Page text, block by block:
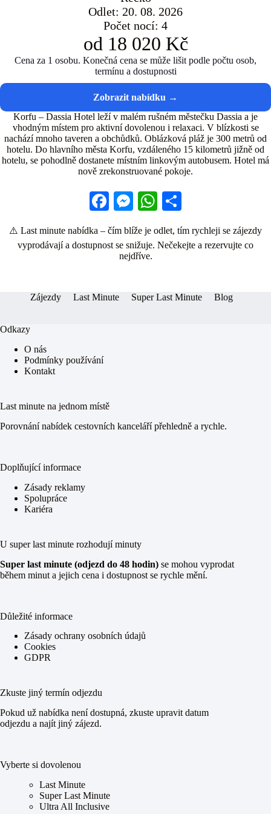
Odlet: 20. 08. 2026
Počet nocí: 4
od 18 020 Kč
Cena za 1 osobu. Konečná cena se může lišit podle počtu osob,
termínu a dostupnosti
Korfu – Dassia Hotel leží v malém rušném městečku Dassia a je
vhodným místem pro aktivní dovolenou i relaxaci. V blízkosti se
nachází mnoho taveren a obchůdků. Oblázková pláž je 300 metrů od
hotelu. Do hlavního města Korfu, vzdáleného 15 kilometrů jižně od
hotelu, se pohodlně dostanete místním linkovým autobusem. Hotel má
nově zrekonstruované pokoje.
Fa
ce
bo
ok
M
es
se
ng
W
ts
ha
re
⚠️ Last minute nabídka – čím blíže je odlet, tím rychleji se zájezdy
vyprodávají a dostupnost se snižuje. Nečekejte a rezervujte co
nejdříve.
Zájezdy Last Minute Super Last Minute Blog
Odkazy
O nás
Podmínky používání
Kontakt
Last minute na jednom místě
Porovnání nabídek cestovních kanceláří přehledně a rychle.
Doplňující informace
Zásady reklamy
Spolupráce
Kariéra
U super last minute rozhodují minuty
Super last minute (odjezd do 48 hodin) se mohou vyprodat
během minut a jejich cena i dostupnost se rychle mění.
Důležité informace
Zásady ochrany osobních údajů
Cookies
GDPR
Zkuste jiný termín odjezdu
Pokud už nabídka není dostupná, zkuste upravit datum
odjezdu a najít jiný zájezd.
Vyberte si dovolenou
Last Minute
Super Last Minute
Ultra All Inclusive